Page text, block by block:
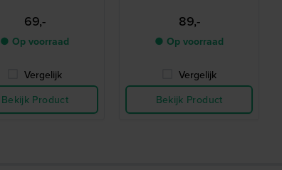
69,-
● Op voorraad
Vergelijk
Bekijk Product
89,-
● Op voorraad
Vergelijk
Bekijk Product